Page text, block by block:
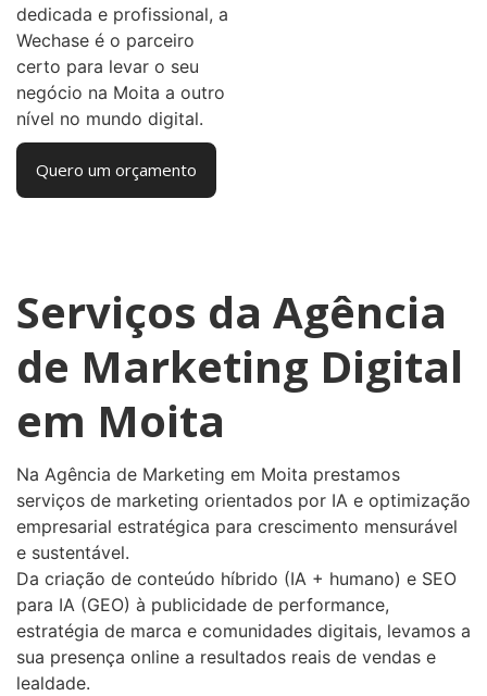
dedicada e profissional, a
Wechase é o parceiro
certo para levar o seu
negócio na Moita a outro
nível no mundo digital.
Quero um orçamento
Serviços da Agência
de Marketing Digital
em Moita
Na Agência de Marketing em Moita prestamos
serviços de marketing orientados por IA e optimização
empresarial estratégica para crescimento mensurável
e sustentável.
Da criação de conteúdo híbrido (IA + humano) e SEO
para IA (GEO) à publicidade de performance,
estratégia de marca e comunidades digitais, levamos a
sua presença online a resultados reais de vendas e
lealdade.